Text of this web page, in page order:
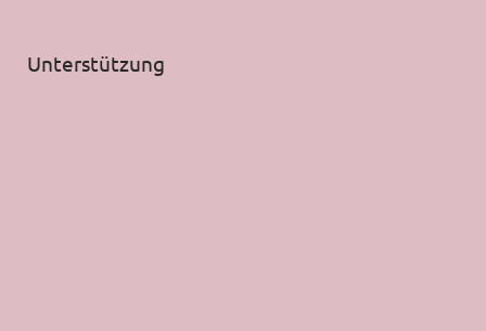
Unterstützung